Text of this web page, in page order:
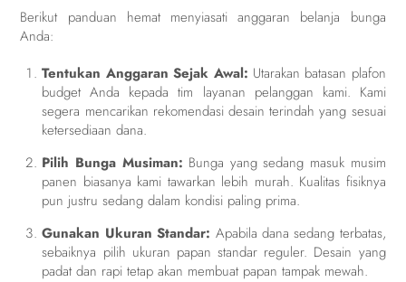
Berikut panduan hemat menyiasati anggaran belanja bunga
Anda:
Tentukan Anggaran Sejak Awal: Utarakan batasan plafon
budget Anda kepada tim layanan pelanggan kami. Kami
segera mencarikan rekomendasi desain terindah yang sesuai
ketersediaan dana.
Pilih Bunga Musiman: Bunga yang sedang masuk musim
panen biasanya kami tawarkan lebih murah. Kualitas fisiknya
pun justru sedang dalam kondisi paling prima.
Gunakan Ukuran Standar: Apabila dana sedang terbatas,
sebaiknya pilih ukuran papan standar reguler. Desain yang
padat dan rapi tetap akan membuat papan tampak mewah.